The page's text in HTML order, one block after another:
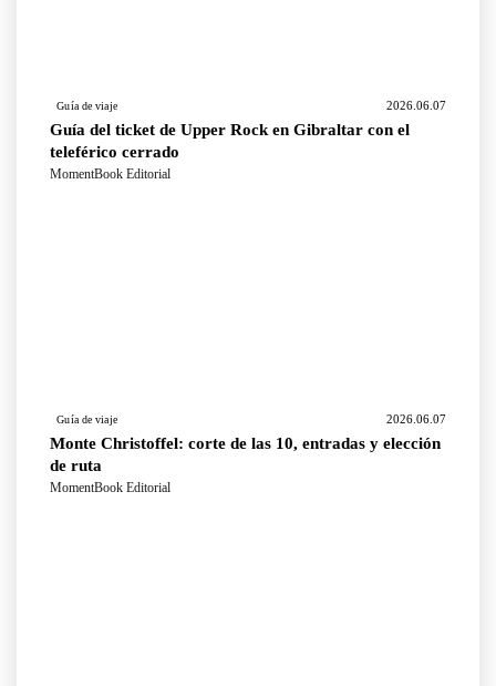
Guía de viaje 2026.06.07
Guía del ticket de Upper Rock en Gibraltar con el
teleférico cerrado
MomentBook Editorial
Guía de viaje 2026.06.07
Monte Christoffel: corte de las 10, entradas y elección
de ruta
MomentBook Editorial